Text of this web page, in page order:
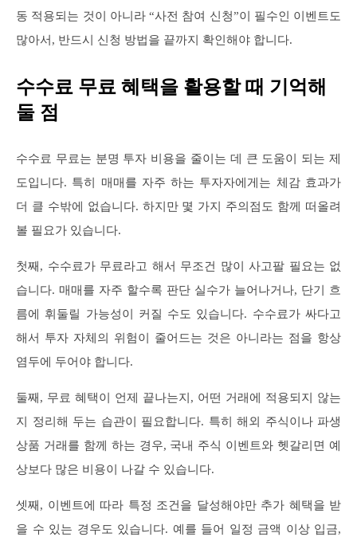
동 적용되는 것이 아니라 “사전 참여 신청”이 필수인 이벤트도
많아서, 반드시 신청 방법을 끝까지 확인해야 합니다.
수수료 무료 혜택을 활용할 때 기억해
둘 점
수수료 무료는 분명 투자 비용을 줄이는 데 큰 도움이 되는 제
도입니다. 특히 매매를 자주 하는 투자자에게는 체감 효과가
더 클 수밖에 없습니다. 하지만 몇 가지 주의점도 함께 떠올려
볼 필요가 있습니다.
첫째, 수수료가 무료라고 해서 무조건 많이 사고팔 필요는 없
습니다. 매매를 자주 할수록 판단 실수가 늘어나거나, 단기 흐
름에 휘둘릴 가능성이 커질 수도 있습니다. 수수료가 싸다고
해서 투자 자체의 위험이 줄어드는 것은 아니라는 점을 항상
염두에 두어야 합니다.
둘째, 무료 혜택이 언제 끝나는지, 어떤 거래에 적용되지 않는
지 정리해 두는 습관이 필요합니다. 특히 해외 주식이나 파생
상품 거래를 함께 하는 경우, 국내 주식 이벤트와 헷갈리면 예
상보다 많은 비용이 나갈 수 있습니다.
셋째, 이벤트에 따라 특정 조건을 달성해야만 추가 혜택을 받
을 수 있는 경우도 있습니다. 예를 들어 일정 금액 이상 입금,